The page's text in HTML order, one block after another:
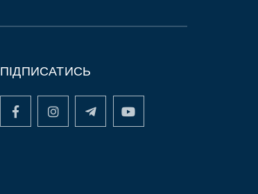
ПІДПИСАТИСЬ